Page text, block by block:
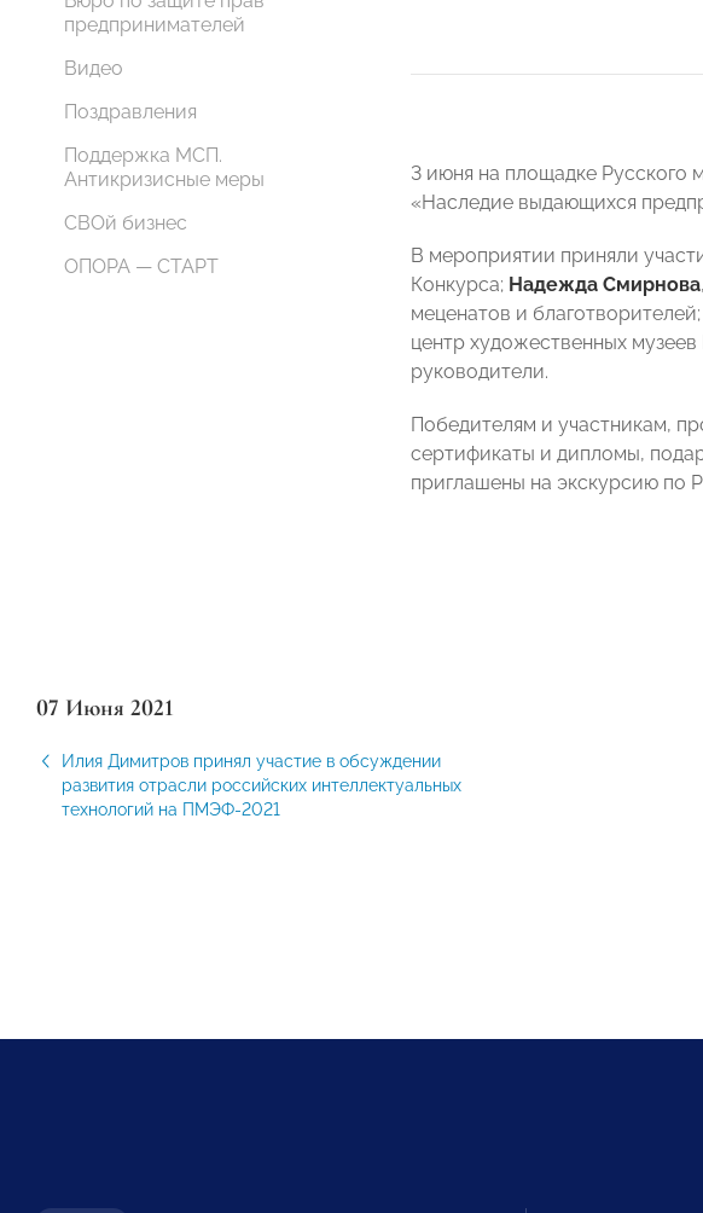
предпринимателей
Видео
Поздравления
Поддержка МСП.
Антикризисные меры
СВОй бизнес
ОПОРА — СТАРТ
3 июня на площадке Русского
«Наследие выдающихся
В мероприятии приняли
Конкурса; Надежда Смирнова
меценатов и благотворителей;
центр художественных
руководители.
Победителям и участникам,
сертификаты и дипломы,
приглашены на экскурсию по
07 Июня 2021
Илия Димитров принял участие в обсуждении
развития отрасли российских интеллектуальных
технологий на ПМЭФ-2021